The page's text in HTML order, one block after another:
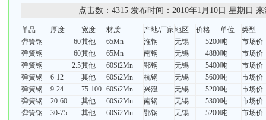
点击数： 4315发布时间： 2010年1月10日 星期日 来
单品 厚度 宽度 材质 产地/厂家地区 价格 单位
类型
弹簧钢
60其他 65Mn 淮钢 无锡 5200吨
市场价
弹簧钢
60其他 65Mn 南钢 无锡 4880吨
市场价
弹簧钢
2.5其他 60Si2Mn 鄂钢 无锡 5400吨
市场价
弹簧钢
6-12 其他 60Si2Mn 杭钢 无锡 5600吨
市场价
弹簧钢
9-24 75-100 60Si2Mn 兴澄 无锡 5200吨
市场价
弹簧钢
20-60 其他 60Si2Mn 南钢 无锡 5300吨
市场价
弹簧钢
30-75 其他 60Si2Mn 鄂钢 无锡 5200吨
市场价